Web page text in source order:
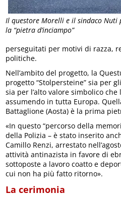
Il questore Morelli e il sindaco Nuti
la “pietra d’inciampo”
perseguitati per motivi di razza,
politiche.
Nell’ambito del progetto, la
progetto “Stolpersteine” sia per
sia per l’alto valore simbolico che
assumendo in tutta Europa.
Battaglione (Aosta) è la prima
«In questo “percorso della
della Polizia – è stato inserito
Camillo Renzi, arrestato
attività antinazista in favore di
sottoposte a lavoro coatto e
cui non ha più fatto ritorno».
La cerimonia